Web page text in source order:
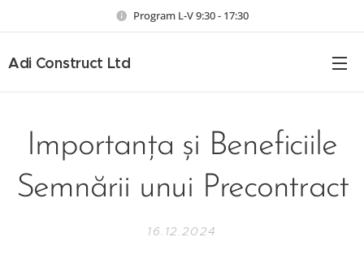
Program L-V 9:30 - 17:30
Adi Construct Ltd
Importanța și Beneficiile
Semnării unui Precontract
16.12.2024